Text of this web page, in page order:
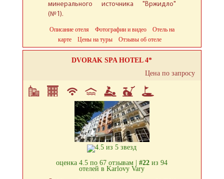
минерального источника "Вржидло"
(№1).
Описание отеля Фотографии и видео
Отель на
карте
Цены на туры Отзывы об отеле
DVORAK SPA HOTEL 4*
Цена по запросу
оценка 4.5 по 67 отзывам |#22 из 94
отелей в Karlovy Vary